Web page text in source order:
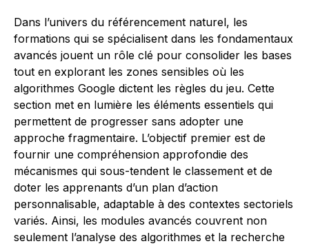
Dans l’univers du référencement naturel, les
formations qui se spécialisent dans les fondamentaux
avancés jouent un rôle clé pour consolider les bases
tout en explorant les zones sensibles où les
algorithmes Google dictent les règles du jeu. Cette
section met en lumière les éléments essentiels qui
permettent de progresser sans adopter une
approche fragmentaire. L’objectif premier est de
fournir une compréhension approfondie des
mécanismes qui sous-tendent le classement et de
doter les apprenants d’un plan d’action
personnalisable, adaptable à des contextes sectoriels
variés. Ainsi, les modules avancés couvrent non
seulement l’analyse des algorithmes et la recherche